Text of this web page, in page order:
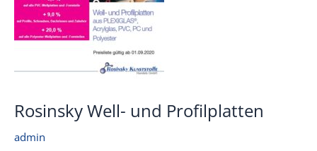
Rosinsky Well- und Profilplatten
admin